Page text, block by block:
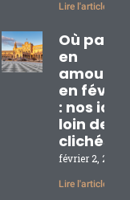
Lire l'article »
Où partir
en
en
: nos
loin des
clichés
février 2, 2026
Lire l'article »